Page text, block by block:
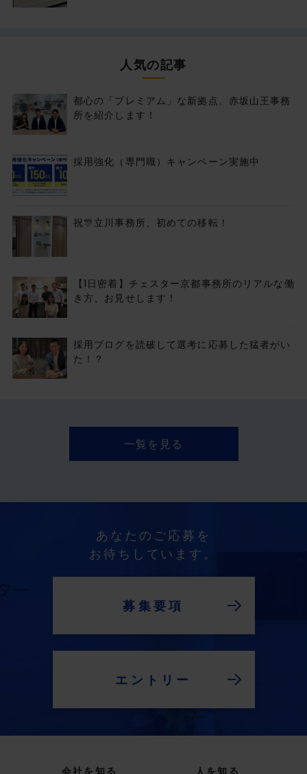
人気の記事
都心の「プレミアム」な新拠点、赤坂山王事務
所を紹介します！
採用強化（専門職）キャンペーン実施中
祝🎊立川事務所、初めての移転！
【1日密着】チェスター京都事務所のリアルな働
き方、お見せします！
採用ブログを読破して選考に応募した猛者がい
た！？
一覧を見る
あなたのご応募を
お待ちしています。
募集要項
エントリー